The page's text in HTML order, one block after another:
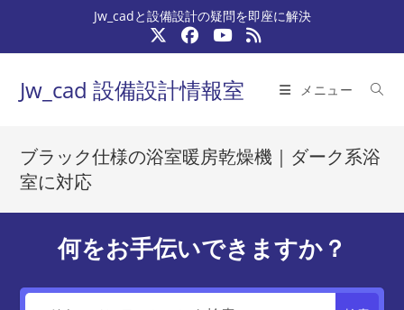
テ
プ
Jw_cadと設備設計の疑問を即座に解決
Jw_cad 設備設計情報室 メニュー
ブラック仕様の浴室暖房乾燥機｜ダーク系浴
室に対応
何をお手伝いできますか？